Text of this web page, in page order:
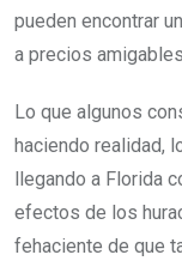
pueden encontrar
a precios
Lo que algunos
haciendo realidad,
llegando a Florida
efectos de los
fehaciente de que